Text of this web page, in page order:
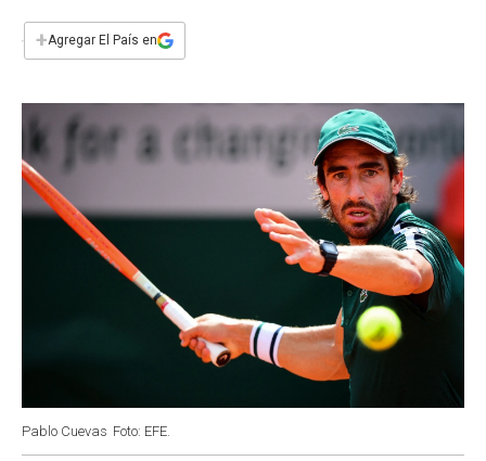
e
b
k
s
p
t
i
l
+Agregar El País en
Pablo Cuevas Foto: EFE.